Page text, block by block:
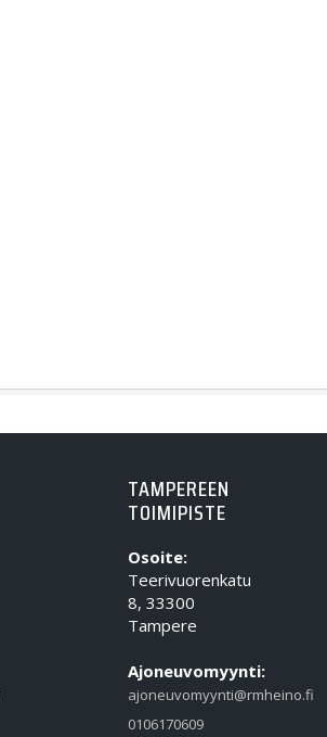
TAMPEREEN
TOIMIPISTE
Osoite:
Teerivuorenkatu
8, 33300
Tampere
Ajoneuvomyynti:
ajoneuvomyynti@rmheino.fi
0106170609